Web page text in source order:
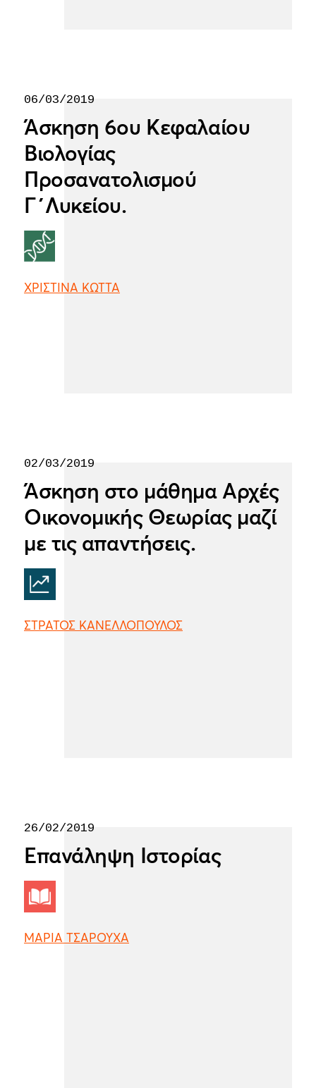
06/03/2019
Άσκηση 6ου Κεφαλαίου
Βιολογίας
Προσανατολισμού
Γ΄Λυκείου.
ΧΡΙΣΤΙΝΑ ΚΩΤΤΑ
02/03/2019
Άσκηση στο μάθημα Αρχές
Οικονομικής Θεωρίας μαζί
με τις απαντήσεις.
ΣΤΡΑΤΟΣ ΚΑΝΕΛΛΟΠΟΥΛΟΣ
26/02/2019
Επανάληψη Ιστορίας
ΜΑΡΙΑ ΤΣΑΡΟΥΧΑ